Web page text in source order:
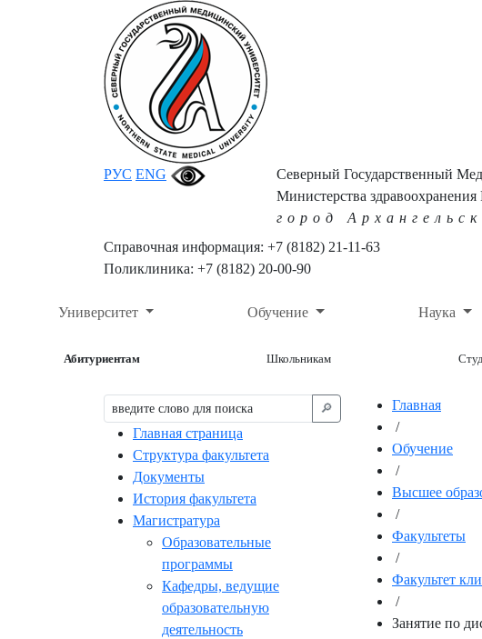
РУС ENG
Северный Государственный
Министерства
город Архангельск
Справочная информация: +7 (8182) 21-11-63
Поликлиника: +7 (8182) 20-00-90
Университет Обучение Наука
Абитуриентам Школьникам
🔎︎
Главная страница
Структура факультета
Документы
История факультета
Магистратура
Образовательные
программы
Кафедры, ведущие
образовательную
деятельность
Главная
/
Обучение
/
Высшее
/
Факультеты
/
Факультет
/
Занятие по